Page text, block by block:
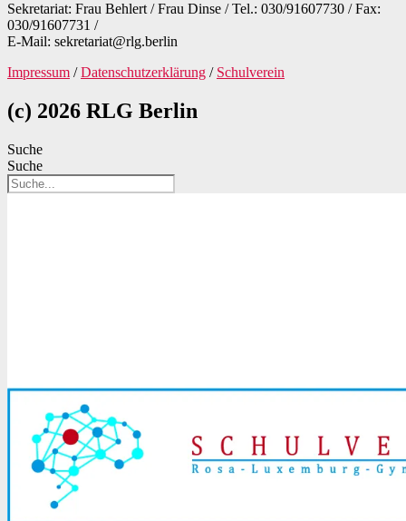
Sekretariat: Frau Behlert / Frau Dinse / Tel.: 030/91607730 / Fax:
030/91607731 /
E-Mail: sekretariat@rlg.berlin
Impressum /Datenschutzerklärung / Schulverein
(c) 2026 RLG Berlin
Suche
Suche